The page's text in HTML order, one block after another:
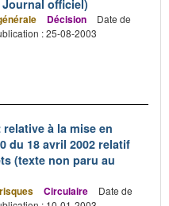
officiel)
Décision
Date de
: 25-08-2003
à la mise en
du 18 avril 2002 relatif
(texte non paru au
Circulaire
Date de